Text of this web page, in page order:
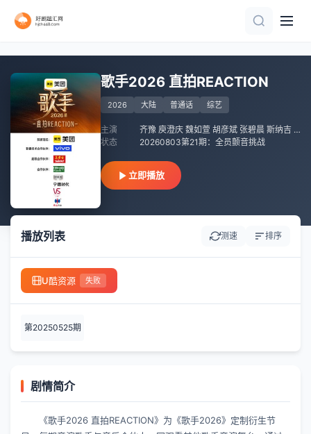
歌手2026 直拍REACTION
2026 大陆 普通话 综艺
主演
齐豫 庾澄庆 魏如萱 胡彦斌 张碧晨 斯纳吉 尤长靖 周兴哲 窦靖童
状态
20260803第21期：全员颤音挑战
立即播放
播放列表 测速 排序
U酷资源 失败
第20250525期
剧情简介
《歌手2026 直拍REACTION》为《歌手2026》定制衍生节
已完结
已完结
第2期
第5期
第7集
第2期
第2期
第100集完结
9集全
正片